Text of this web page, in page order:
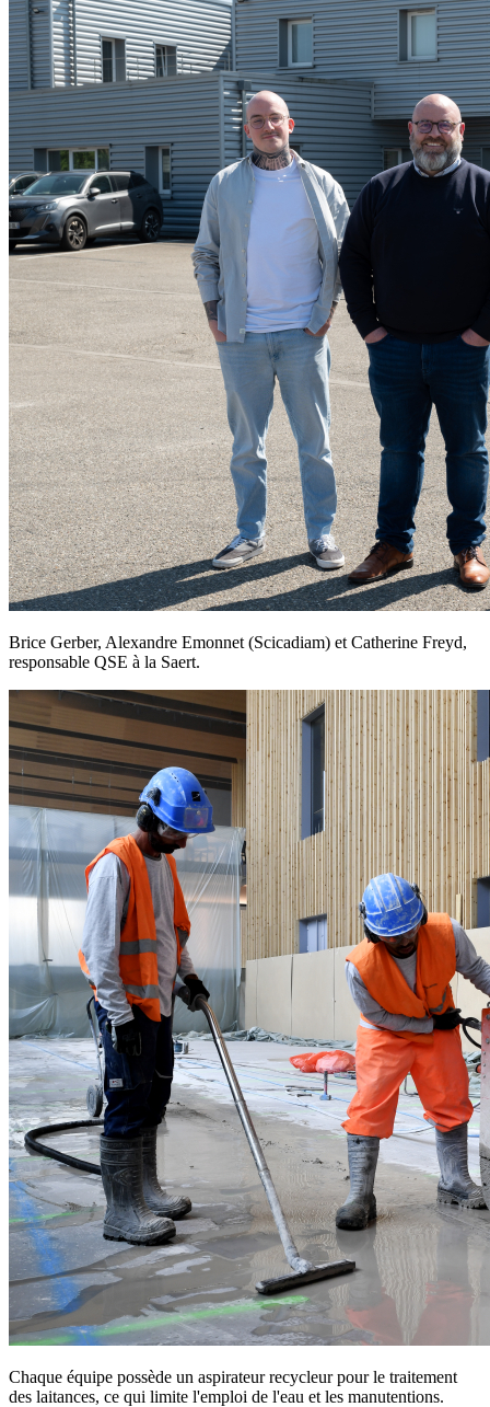
Brice Gerber, Alexandre Emonnet (Scicadiam) et Catherine Freyd,
responsable QSE à la Saert.
Chaque équipe possède un aspirateur recycleur pour le traitement
des laitances, ce qui limite l'emploi de l'eau et les manutentions.